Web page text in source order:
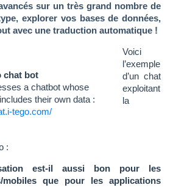
sur un très grand nombre de
explorer vos bases de données,
avec une traduction automatique !
chat bot
a chatbot whose
their own data :
tego.com/
Voici
l’exemple
d’un chat
exploitant
la
:
est-il aussi bon pour les
mobiles que pour les applications